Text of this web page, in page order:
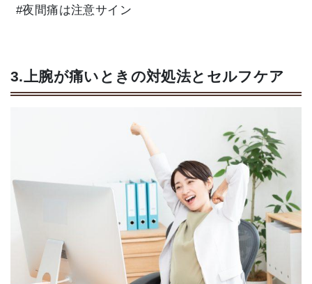
#夜間痛は注意サイン
3.上腕が痛いときの対処法とセルフケア